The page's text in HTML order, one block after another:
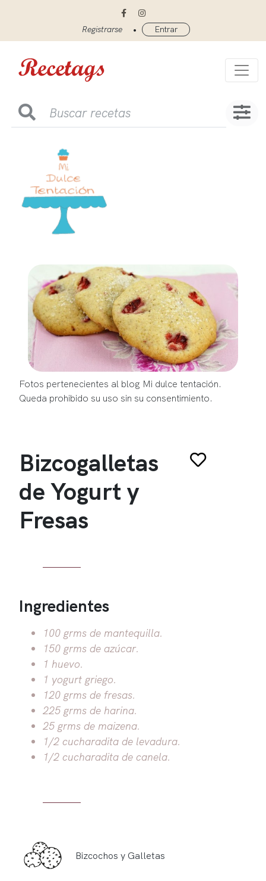
Registrarse • Entrar
Fotos pertenecientes al blog Mi dulce tentación.
Queda prohibido su uso sin su consentimiento.
Bizcogalletas
de Yogurt y
Fresas
Ingredientes
100 grms de mantequilla.
150 grms de azúcar.
1 huevo.
1 yogurt griego.
120 grms de fresas.
225 grms de harina.
25 grms de maizena.
1/2 cucharadita de levadura.
1/2 cucharadita de canela.
Bizcochos y Galletas